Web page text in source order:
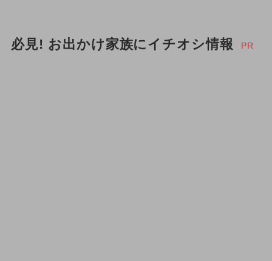
必見! お出かけ家族にイチオシ情報 PR